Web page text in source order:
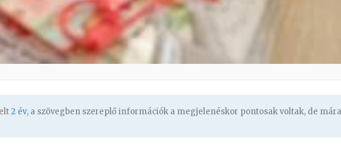
2 év, a szövegben szereplő információk a megjelenéskor pontosak voltak, de mára